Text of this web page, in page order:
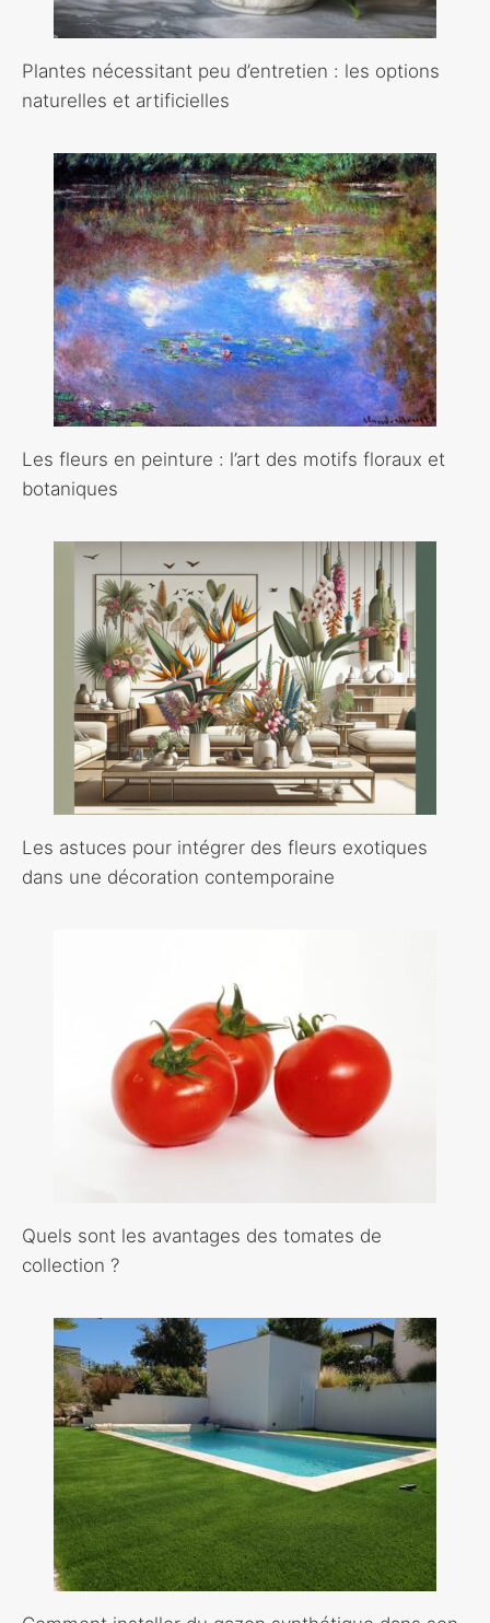
Plantes nécessitant peu d’entretien : les options
naturelles et artificielles
Les fleurs en peinture : l’art des motifs floraux et
botaniques
Les astuces pour intégrer des fleurs exotiques
dans une décoration contemporaine
Quels sont les avantages des tomates de
collection ?